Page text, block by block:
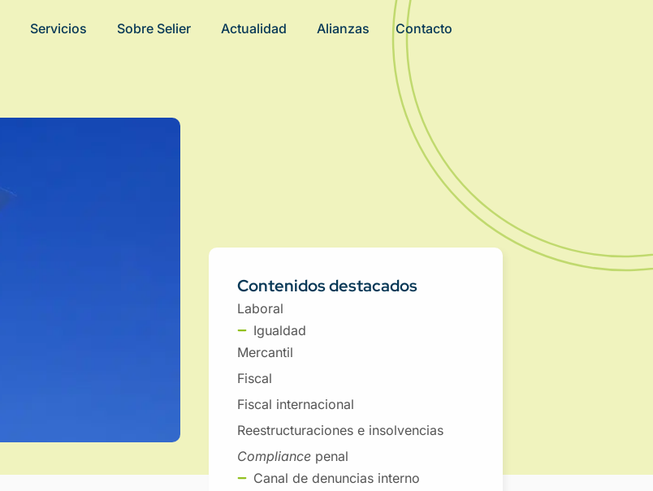
Servicios Sobre Selier Actualidad Alianzas Contacto
Contenidos destacados
Laboral
Igualdad
Mercantil
Fiscal
Fiscal internacional
Reestructuraciones e insolvencias
Compliance penal
Canal de denuncias interno